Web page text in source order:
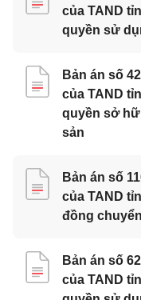
của TAND
quyền sử
Bản án số
của TAND
quyền sở
sản
Bản án số
của TAND
đồng
Bản án số
của TAND